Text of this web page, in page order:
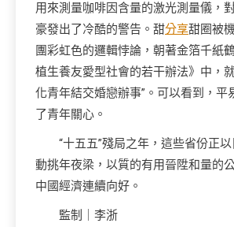
用來測量咖啡因含量的激光測量儀，
豪發出了冷酷的警告。甜分享甜圈被
團彩虹色的邏輯悖論，朝著金箔千紙
植生養友愛型社會的若干辦法》中，
化青年結交婚戀辦事”。可以看到，平
了青年關心。
“十五五”殘局之年，這些省份正
動挑年夜梁，以質的有用晉陞和量的
中國經濟連續向好。
監制｜李浙